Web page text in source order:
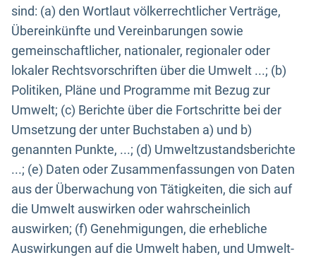
sind: (a) den Wortlaut völkerrechtlicher Verträge,
Übereinkünfte und Vereinbarungen sowie
gemeinschaftlicher, nationaler, regionaler oder
lokaler Rechtsvorschriften über die Umwelt ...; (b)
Politiken, Pläne und Programme mit Bezug zur
Umwelt; (c) Berichte über die Fortschritte bei der
Umsetzung der unter Buchstaben a) und b)
genannten Punkte, ...; (d) Umweltzustandsberichte
...; (e) Daten oder Zusammenfassungen von Daten
aus der Überwachung von Tätigkeiten, die sich auf
die Umwelt auswirken oder wahrscheinlich
auswirken; (f) Genehmigungen, die erhebliche
Auswirkungen auf die Umwelt haben, und Umwelt-